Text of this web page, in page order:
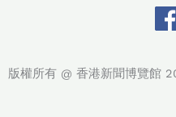
版權所有 @ 香港新聞博覽館